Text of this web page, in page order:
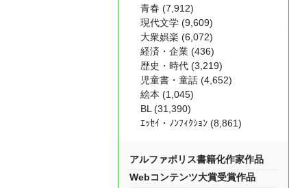
青春 (7,912)
現代文学 (9,609)
大衆娯楽 (6,072)
経済・企業 (436)
歴史・時代 (3,219)
児童書・童話 (4,652)
絵本 (1,045)
BL (31,390)
ｴｯｾｲ・ﾉﾝﾌｨｸｼｮﾝ (8,861)
アルファポリス書籍化作家作品
Webコンテンツ大賞受賞作品